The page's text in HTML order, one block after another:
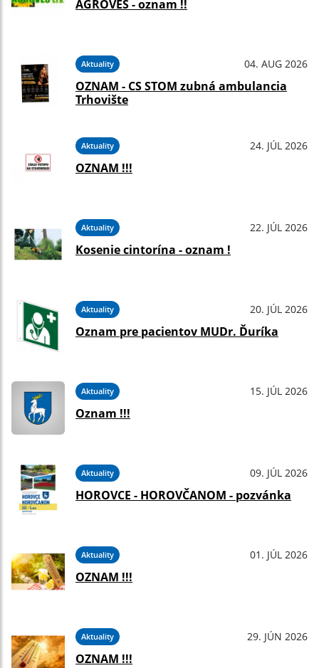
AGROVES - oznam !!
Aktuality 04. AUG 2026
OZNAM - CS STOM zubná ambulancia
Trhovište
Aktuality 24. JÚL 2026
OZNAM !!!
Aktuality 22. JÚL 2026
Kosenie cintorína - oznam !
Aktuality 20. JÚL 2026
Oznam pre pacientov MUDr. Ďuríka
Aktuality 15. JÚL 2026
Oznam !!!
Aktuality 09. JÚL 2026
HOROVCE - HOROVČANOM - pozvánka
Aktuality 01. JÚL 2026
OZNAM !!!
Aktuality 29. JÚN 2026
OZNAM !!!